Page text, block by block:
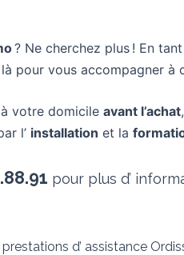
? Ne cherchez plus ! En
pour vous accompagner à
à votre domicile avant l’achat,
l’ installation et la
pour plus d’
prestations d’ assistance